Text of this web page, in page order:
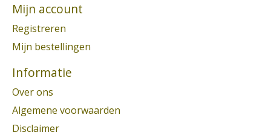
Mijn account
Registreren
Mijn bestellingen
Informatie
Over ons
Algemene voorwaarden
Disclaimer